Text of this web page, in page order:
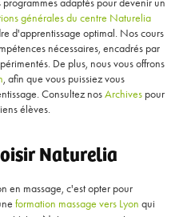
adaptés pour devenir un
générales du centre Naturelia
d'apprentissage optimal. Nos cours
nécessaires, encadrés par
De plus, nous vous offrons
, afin que vous puissiez vous
Consultez nosArchives pour
élèves.
Naturelia
en massage, c'est opter pour
formation massage vers Lyon qui